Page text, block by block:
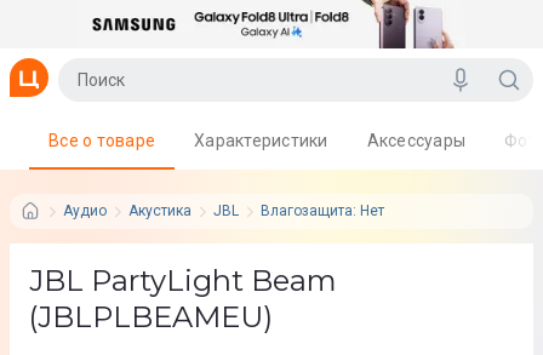
Аудио Акустика JBL Влагозащита: Нет
Все о товаре Характеристики Аксессуары
JBL PartyLight Beam
(JBLPLBEAMEU)